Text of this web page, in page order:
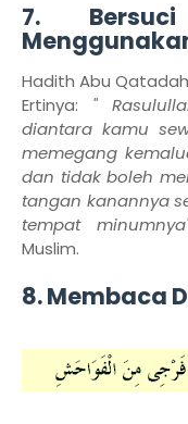
7.
Hadith Abu
Ertinya: "
diantara kamu
memegang
dan tidak boleh
tangan kanannya
tempat
Muslim.
8. Membaca